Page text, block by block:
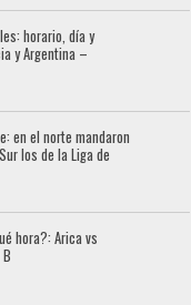
horario, día y
y Argentina –
en el norte mandaron
los de la Liga de
hora?: Arica vs